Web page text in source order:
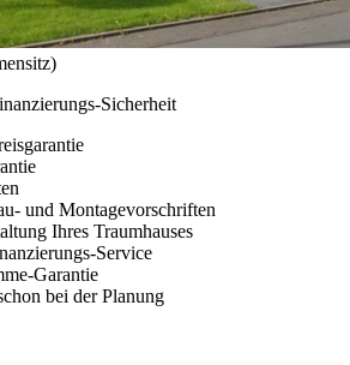
Sicherheit
und Montagevorschriften
Ihres Traumhauses
Service
Garantie
bei der Planung